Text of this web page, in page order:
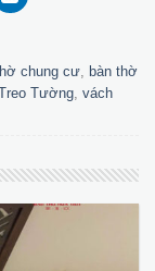
chung cư, bàn thờ
Tường, vách